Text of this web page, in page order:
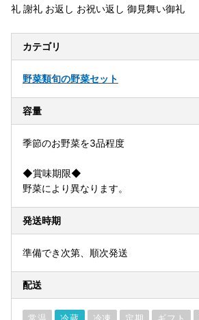
礼 謝礼 お返し お祝い返し 御見舞い御礼
カテゴリ
野菜類旬の野菜セット
容量
季節のお野菜を3品程度
◆賞味期限◆
野菜により異なります。
発送時期
準備でき次第、順次発送
配送